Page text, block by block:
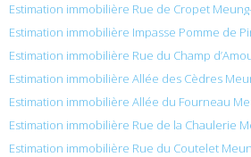
Estimation immobilière Rue de Cropet
Estimation immobilière Impasse Pomme de
Estimation immobilière Rue du Champ
Estimation immobilière Allée des Cèdres
Estimation immobilière Allée du Fourneau
Estimation immobilière Rue de la Chaulerie
Estimation immobilière Rue du Coutelet